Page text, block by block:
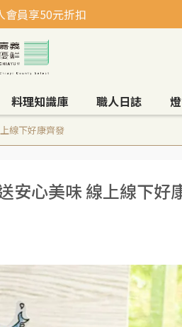
會員享50元折扣
料理知識庫 職人日誌
線下好康齊發
安心美味 線上線下好